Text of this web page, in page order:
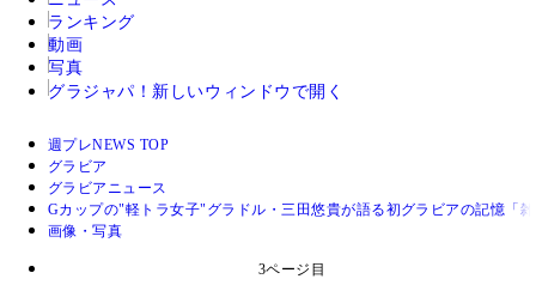
ランキング
動画
写真
グラジャパ！ 新しいウィンドウで開く
週プレNEWS TOP
グラビア
グラビアニュース
Gカップの"軽トラ女子"グラドル・三田悠貴が語る初グラビアの記憶「
画像・写真
3ページ目